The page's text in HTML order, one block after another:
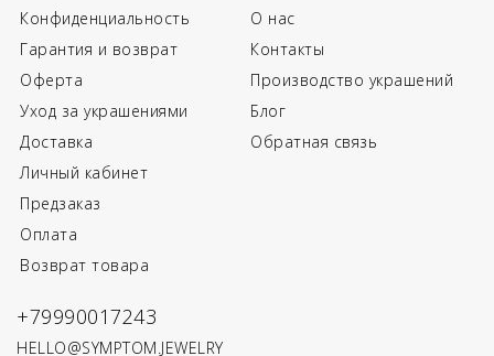
Конфиденциальность
Гарантия и возврат
Оферта
Уход за украшениями
Доставка
Личный кабинет
Предзаказ
Оплата
Возврат товара
О нас
Контакты
Производство украшений
Блог
Обратная связь
+79990017243
HELLO@SYMPTOM.JEWELRY